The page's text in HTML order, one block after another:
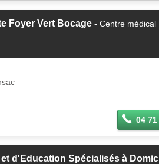
Foyer Vert Bocage - Centre médical
04
d'Education Spécialisés à